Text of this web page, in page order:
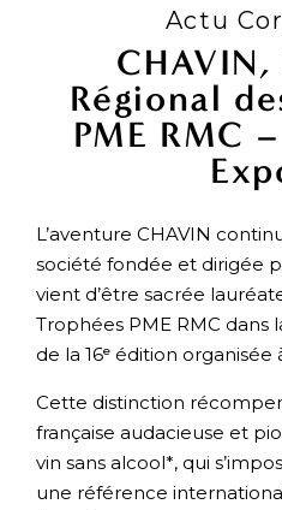
Actu
Régional
PME RMC
L’aventure CHAVIN
société fondée et dirigée
vient d’être sacrée
Trophées PME RMC dans
de la 16ᵉ édition organisée
Cette distinction
française audacieuse et
vin sans alcool*, qui
une référence